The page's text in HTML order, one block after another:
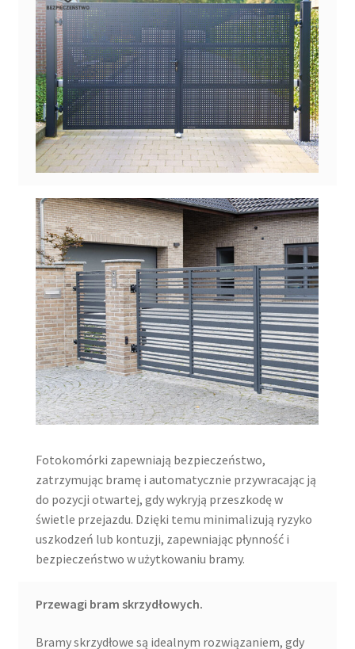
Fotokomórki zapewniają bezpieczeństwo,
zatrzymując bramę i automatycznie przywracając ją
do pozycji otwartej, gdy wykryją przeszkodę w
świetle przejazdu. Dzięki temu minimalizują ryzyko
uszkodzeń lub kontuzji, zapewniając płynność i
bezpieczeństwo w użytkowaniu bramy.
Przewagi bram skrzydłowych.
Bramy skrzydłowe są idealnym rozwiązaniem, gdy